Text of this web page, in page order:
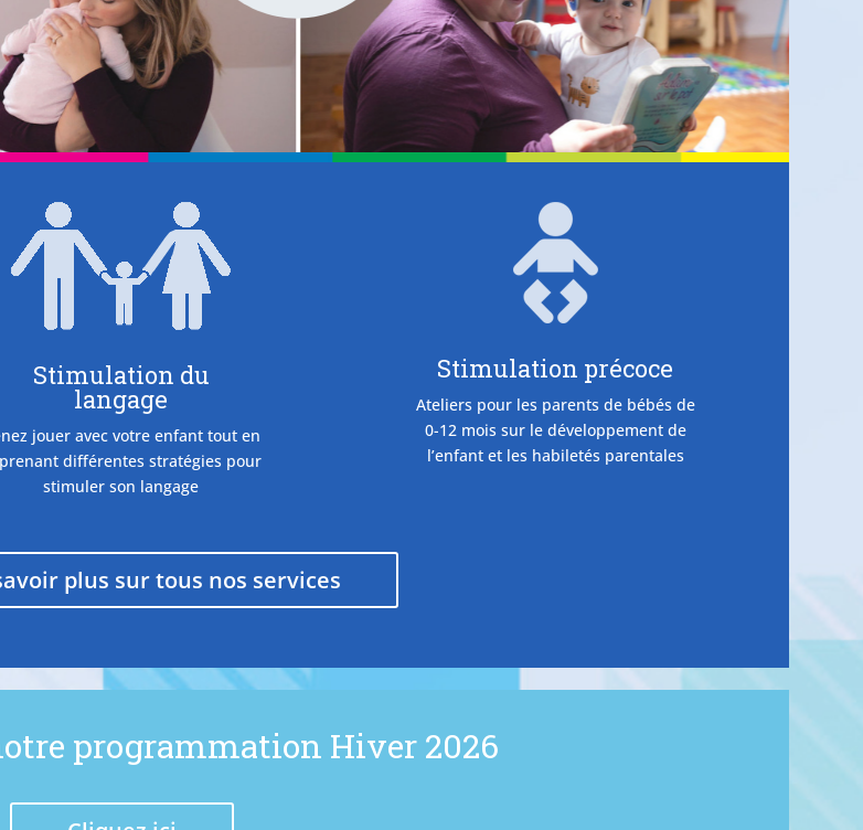
Stimulation du
langage
jouer avec votre enfant tout en
différentes stratégies pour
stimuler son langage
Stimulation précoce
Ateliers pour les parents de bébés de
0-12 mois sur le développement de
l’enfant et les habiletés parentales
plus sur tous nos services
programmation Hiver 2026